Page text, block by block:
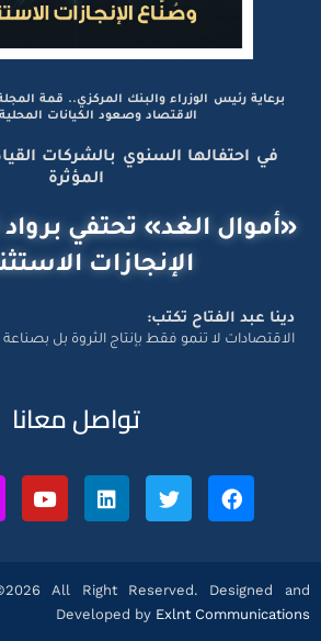
برعاية رئيس الوزراء والبنك المركزي.. قمة
الاقتصاد وصعود الكيانات المحلية
في احتفالها السنوي بالشركات
المؤثرة
«أموال الغد» تحتفي برواد
الإنجازات
دينا عبد الفتاح تكتب:
الاقتصادات لا تنمو فقط بإنتاج الثروة بل بصناعة
تواصل معانا
All Right Reserved. Designed and
Developed by Exlnt Communications